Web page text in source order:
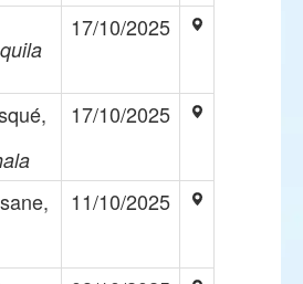
17/10/2025
17/10/2025
11/10/2025